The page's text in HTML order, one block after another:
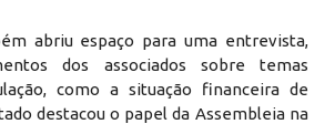
abriu espaço para uma entrevista,
dos associados sobre temas
como a situação financeira de
destacou o papel da Assembleia na